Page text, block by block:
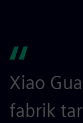
Xiao
fabrik